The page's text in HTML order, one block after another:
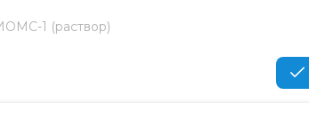
1 (раствор)